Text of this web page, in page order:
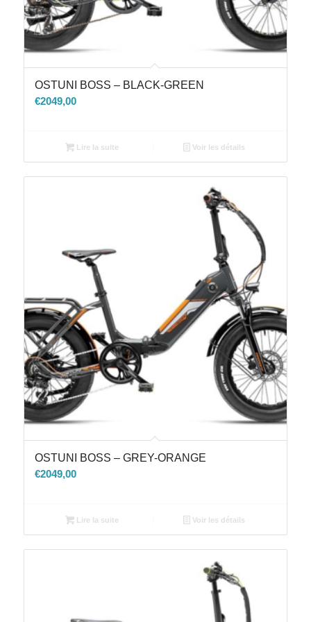
OSTUNI BOSS – BLACK-GREEN
€2049,00
Lire la suite Voir les détails
OSTUNI BOSS – GREY-ORANGE
€2049,00
Lire la suite Voir les détails